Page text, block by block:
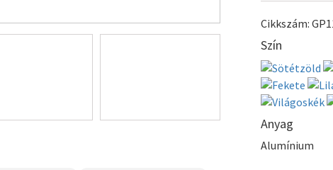
Cikkszám:
Szín
Anyag
Alumínium